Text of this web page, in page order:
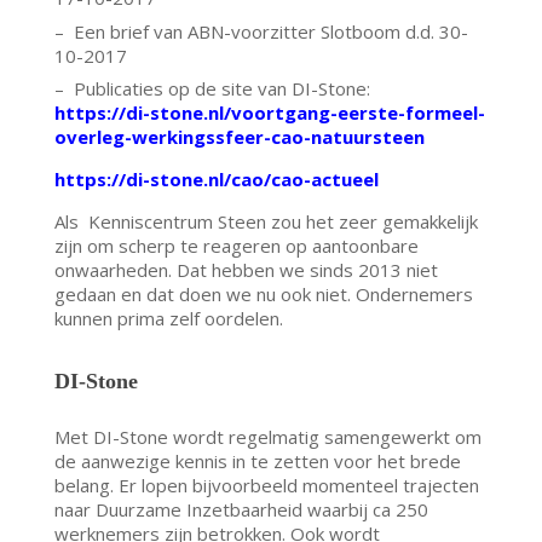
– Een brief van ABN-voorzitter Slotboom d.d. 30-
10-2017
– Publicaties op de site van DI-Stone:
https://di-stone.nl/voortgang-eerste-formeel-
overleg-werkingssfeer-cao-natuursteen
https://di-stone.nl/cao/cao-actueel
Als Kenniscentrum Steen zou het zeer gemakkelijk
zijn om scherp te reageren op aantoonbare
onwaarheden. Dat hebben we sinds 2013 niet
gedaan en dat doen we nu ook niet. Ondernemers
kunnen prima zelf oordelen.
DI-Stone
Met DI-Stone wordt regelmatig samengewerkt om
de aanwezige kennis in te zetten voor het brede
belang. Er lopen bijvoorbeeld momenteel trajecten
naar Duurzame Inzetbaarheid waarbij ca 250
werknemers zijn betrokken. Ook wordt